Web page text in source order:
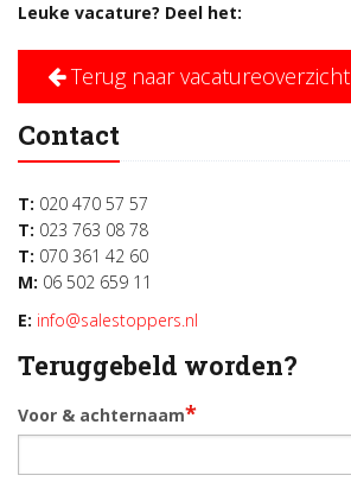
Leuke vacature? Deel het:
Terug naar vacatureoverzicht
Contact
T: 020 470 57 57
T: 023 763 08 78
T: 070 361 42 60
M: 06 502 659 11
E: info@salestoppers.nl
Teruggebeld worden?
Voor & achternaam*